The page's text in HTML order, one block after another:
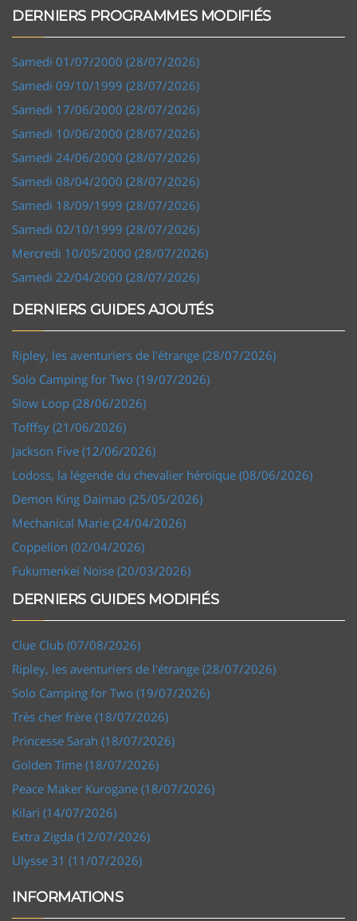
DERNIERS PROGRAMMES MODIFIÉS
Samedi 01/07/2000 (28/07/2026)
Samedi 09/10/1999 (28/07/2026)
Samedi 17/06/2000 (28/07/2026)
Samedi 10/06/2000 (28/07/2026)
Samedi 24/06/2000 (28/07/2026)
Samedi 08/04/2000 (28/07/2026)
Samedi 18/09/1999 (28/07/2026)
Samedi 02/10/1999 (28/07/2026)
Mercredi 10/05/2000 (28/07/2026)
Samedi 22/04/2000 (28/07/2026)
DERNIERS GUIDES AJOUTÉS
Ripley, les aventuriers de l'étrange (28/07/2026)
Solo Camping for Two (19/07/2026)
Slow Loop (28/06/2026)
Tofffsy (21/06/2026)
Jackson Five (12/06/2026)
Lodoss, la légende du chevalier héroïque (08/06/2026)
Demon King Daimao (25/05/2026)
Mechanical Marie (24/04/2026)
Coppelion (02/04/2026)
Fukumenkei Noise (20/03/2026)
DERNIERS GUIDES MODIFIÉS
Clue Club (07/08/2026)
Ripley, les aventuriers de l'étrange (28/07/2026)
Solo Camping for Two (19/07/2026)
Très cher frère (18/07/2026)
Princesse Sarah (18/07/2026)
Golden Time (18/07/2026)
Peace Maker Kurogane (18/07/2026)
Kilari (14/07/2026)
Extra Zigda (12/07/2026)
Ulysse 31 (11/07/2026)
INFORMATIONS